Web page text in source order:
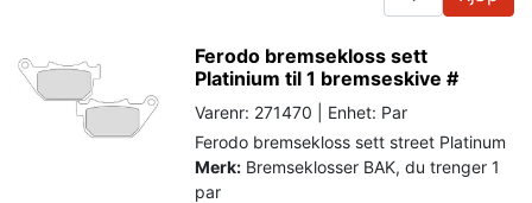
Ferodo bremsekloss sett
Platinium til 1 bremseskive #
Varenr: 271470 | Enhet: Par
Ferodo bremsekloss sett street Platinum
Merk: Bremseklosser BAK, du trenger 1
par